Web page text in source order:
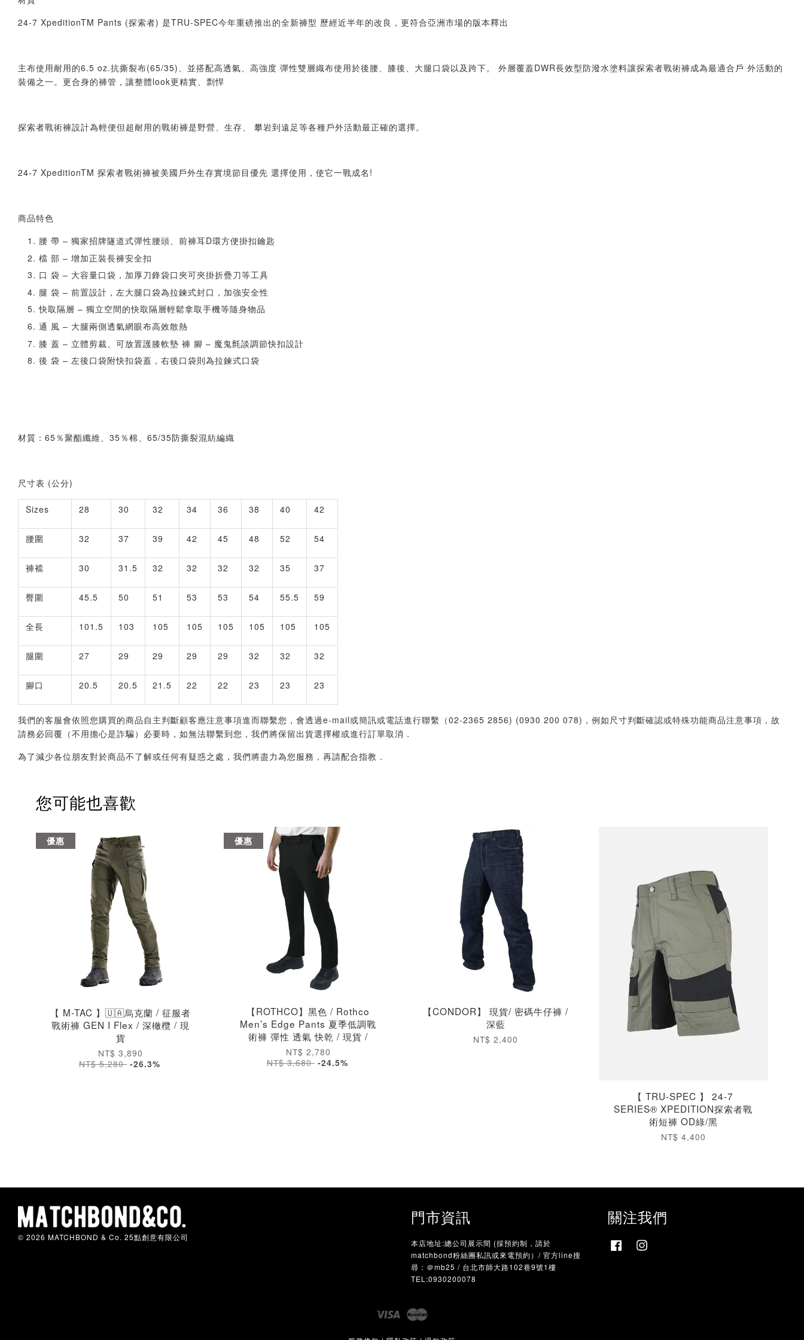
24-7 XpeditionTM Pants (探索者) 是TRU-SPEC今年重磅推出的全新褲型 歷經近半年的改良，更符合亞洲市場的版本釋出
主布使用耐用的6.5 oz.抗撕裂布(65/35)、並搭配高透氣、高強度 彈性雙層織布使用於後腰、膝後、大腿口袋以及跨下。 外層覆蓋DWR長效型防潑水塗料讓探索者戰術褲成為最適合戶 外活動的
裝備之一。更合身的褲管，讓整體look更精實、剽悍
探索者戰術褲設計為輕便但超耐用的戰術褲是野營、生存、 攀岩到遠足等各種戶外活動最正確的選擇。
24-7 XpeditionTM 探索者戰術褲被美國戶外生存實境節目優先 選擇使用，使它一戰成名!
商品特色
腰 帶 – 獨家招牌隧道式彈性腰頭、前褲耳D環方便掛扣鑰匙
檔 部 – 增加正裝長褲安全扣
口 袋 – 大容量口袋，加厚刀鋒袋口夾可夾掛折疊刀等工具
腿 袋 – 前置設計，左大腿口袋為拉鍊式封口，加強安全性
快取隔層 – 獨立空間的快取隔層輕鬆拿取手機等隨身物品
通 風 – 大腿兩側透氣網眼布高效散熱
膝 蓋 – 立體剪裁、可放置護膝軟墊 褲 腳 – 魔鬼氈談調節快扣設計
後 袋 – 左後口袋附快扣袋蓋，右後口袋則為拉鍊式口袋
材質：65％聚酯纖維、35％棉、65/35防撕裂混紡編織
尺寸表 (公分)
Sizes 28 30 32 34 36 38 40 42
腰圍 32 37 39 42 45 48 52 54
褲襠 30 31.5 32 32 32 32 35 37
臀圍 45.5 50 51 53 53 54 55.5 59
全長 101.5 103 105 105 105 105 105 105
腿圍 27 29 29 29 29 32 32 32
腳口 20.5 20.5 21.5 22 22 23 23 23
我們的客服會依照您購買的商品自主判斷顧客應注意事項進而聯繫您，會透過e-mail或簡訊或電話進行聯繫（02-2365 2856) (0930 200 078)，例如尺寸判斷確認或特殊功能商品注意事項，故
請務必回覆（不用擔心是詐騙）必要時，如無法聯繫到您，我們將保留出貨選擇權或進行訂單取消．
為了減少各位朋友對於商品不了解或任何有疑惑之處，我們將盡力為您服務，再請配合指教．
您可能也喜歡
優惠
【 M-TAC 】🇺🇦烏克蘭 / 征服者
戰術褲 GEN I Flex / 深橄欖 / 現
貨
NT$ 3,890
NT$ 5,280 -26.3%
優惠
【ROTHCO】黑色 / Rothco
Men’s Edge Pants 夏季低調戰
術褲 彈性 透氣 快乾 / 現貨 /
NT$ 2,780
NT$ 3,680 -24.5%
【CONDOR】 現貨/ 密碼牛仔褲 /
深藍
NT$ 2,400
【 TRU-SPEC 】 24-7
SERIES® XPEDITION探索者戰
術短褲 OD綠/黑
NT$ 4,400
© 2026 MATCHBOND & Co. 25點創意有限公司
門市資訊
本店地址:總公司展示間 (採預約制，請於
matchbond粉絲團私訊或來電預約）/ 官方line搜
尋：＠mb25 / 台北市師大路102巷9號1樓
TEL:0930200078
關注我們
Facebook
Visa